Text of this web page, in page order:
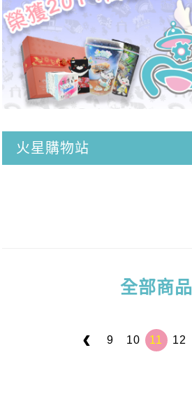
火星購物站
全部商品
9 10 11 12